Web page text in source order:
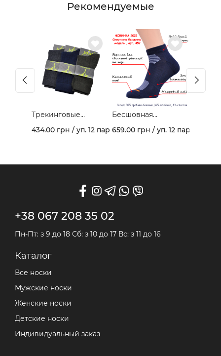
Рекомендуемые
Трекинговые
демисезонные
носки 403В
434.00 грн / уп. 12 пар
Бесшовная
спортивная модель
из гребеночного
659.00 грн / уп. 12 пар
+38 067 208 35 02
Пн-Пт: з 9 до 18 Сб: з 10 до 17 Вс: з 11 до 16
Каталог
Все носки
Мужские носки
Женские носки
Детские носки
Индивидуальный заказ